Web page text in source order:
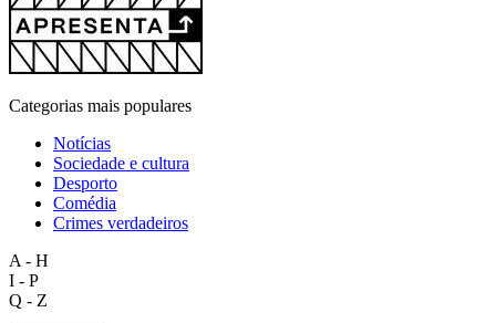
Categorias mais populares
Notícias
Sociedade e cultura
Desporto
Comédia
Crimes verdadeiros
A - H
I - P
Q - Z